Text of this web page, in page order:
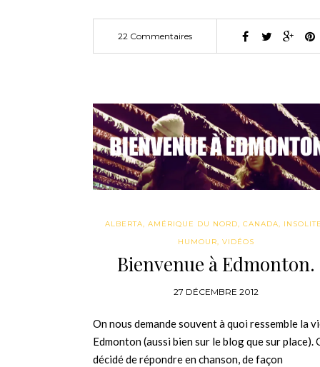
22 Commentaires
ALBERTA, AMÉRIQUE DU NORD, CANADA,
HUMOUR, VIDÉOS
Bienvenue à Edmonton.
27 DÉCEMBRE 2012
On nous demande souvent à quoi ressemble la
Edmonton (aussi bien sur le blog que sur place).
décidé de répondre en chanson, de façon